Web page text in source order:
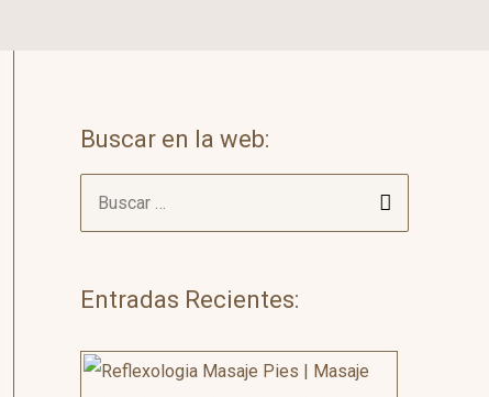
Buscar en la web:
u
c
r
Entradas Recientes: